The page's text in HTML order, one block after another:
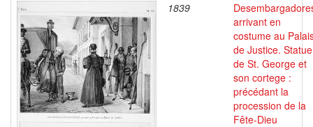
1839
arrivant en
costume au
de Justice. Statue
de St. George et
son cortege :
précédant la
procession de la
Fête-Dieu